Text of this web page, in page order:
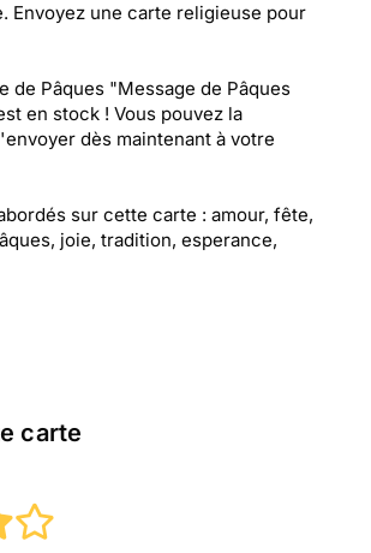
Envoyez une carte religieuse pour
de Pâques "Message de Pâques
en stock ! Vous pouvez la
dès maintenant à votre
sur cette carte : amour, fête,
joie, tradition, esperance,
carte